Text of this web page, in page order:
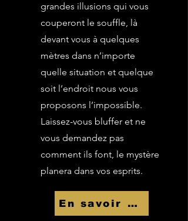
grandes illusions qui vous
couperont le souffle, là
devant vous à quelques
mètres dans n’importe
quelle situation et quelque
soit l’endroit nous vous
proposons l’impossible.
Laissez-vous bluffer et ne
vous demandez pas
comment ils font, le mystère
planera dans vos esprits.
En savoir Plus